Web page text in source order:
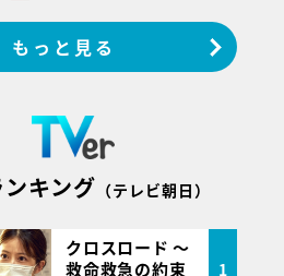
もっと見る
キング （テレビ朝日）
クロスロード ～
救命救急の約束
1